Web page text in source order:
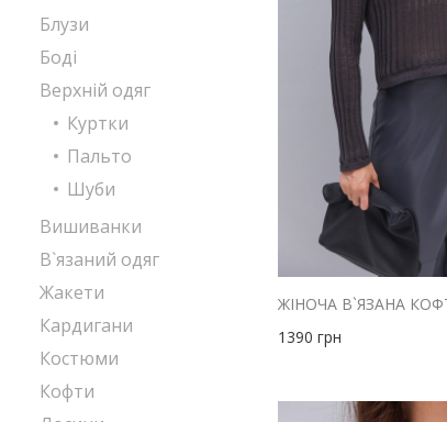
1390 грн
Блузи
Боді
Верхній одяг
Куртки
Пальто
Шуби
Вишиванки
В`язаний одяг
Жакети
Кардигани
Костюми
Кофти